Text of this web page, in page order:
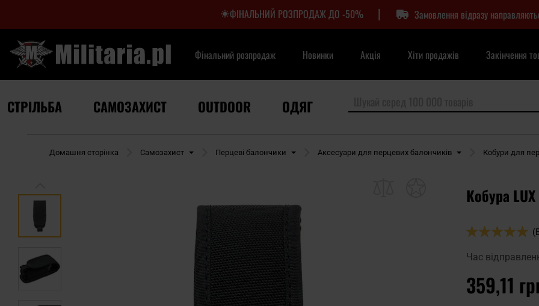
ФІНАЛЬНИЙ РОЗПРОДАЖ ДО -50% | Замовлення відразу
Фінальний розпродаж Новинки Акція Хіти продажів Закінчення
СТРІЛЬБА САМОЗАХИСТ OUTDOOR ОДЯГ
Домашня сторінка Самозахист Перцеві балончики Аксесуари для перцевих балончиків Кобури для
Кобура
Оцінка:
Час
359,11